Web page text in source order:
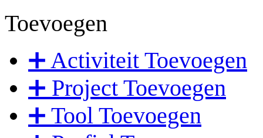
Toevoegen
➕ Activiteit Toevoegen
➕ Project Toevoegen
➕ Tool Toevoegen